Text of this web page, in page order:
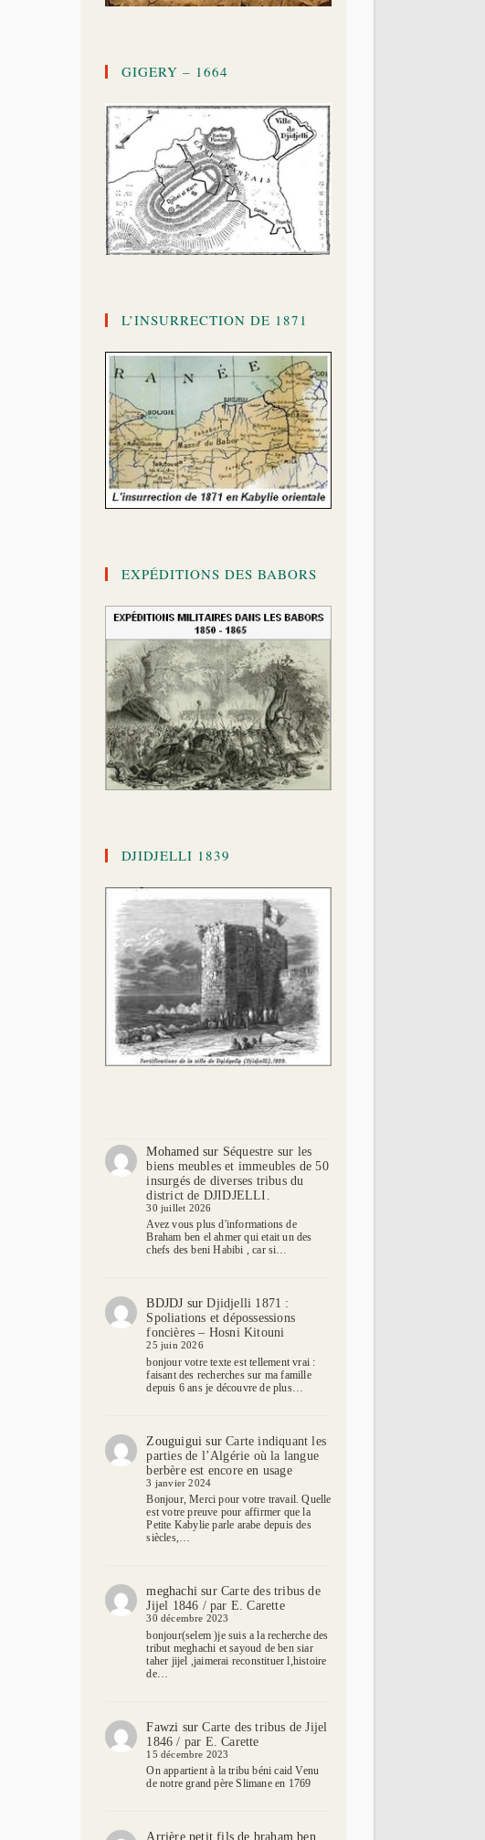
GIGERY – 1664
L’INSURRECTION DE 1871
EXPÉDITIONS DES BABORS
DJIDJELLI 1839
Mohamed sur Séquestre sur les
biens meubles et immeubles de 50
insurgés de diverses tribus du
district de DJIDJELLI.
30 juillet 2026
Avez vous plus d'informations de
Braham ben el ahmer qui etait un des
chefs des beni Habibi , car si…
BDJDJ surDjidjelli 1871 :
Spoliations et dépossessions
foncières – Hosni Kitouni
25 juin 2026
bonjour votre texte est tellement vrai :
faisant des recherches sur ma famille
depuis 6 ans je découvre de plus…
Zouguigui surCarte indiquant les
parties de l’Algérie où la langue
berbère est encore en usage
3 janvier 2024
Bonjour, Merci pour votre travail. Quelle
est votre preuve pour affirmer que la
Petite Kabylie parle arabe depuis des
siècles,…
meghachisur Carte des tribus de
Jijel 1846 / par E. Carette
30 décembre 2023
bonjour(selem )je suis a la recherche des
tribut meghachi et sayoud de ben siar
taher jijel ,jaimerai reconstituer l,histoire
de…
Fawzi surCarte des tribus de Jijel
1846 / par E. Carette
15 décembre 2023
On appartient à la tribu béni caid Venu
de notre grand père Slimane en 1769
Arrière petit fils de braham ben